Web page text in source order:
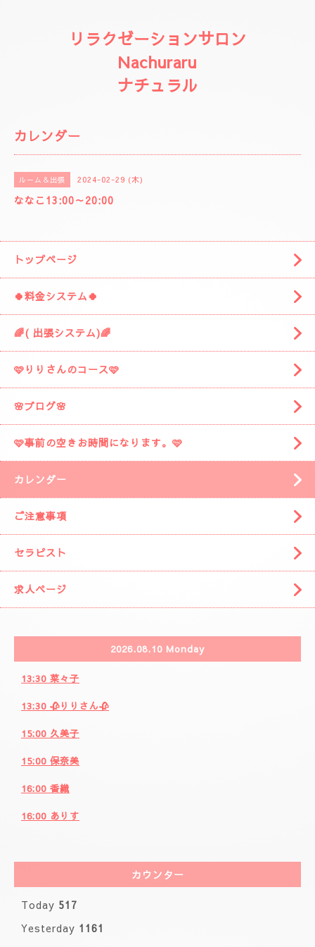
リラクゼーションサロン
Nachuraru
ナチュラル
カレンダー
ルーム＆出張 2024-02-29 (木)
ななこ13:00～20:00
トップページ
🍀料金システム🍀
🌈( 出張システム)🌈
🩷りりさんのコース🩷
🌸ブログ🌸
🩷事前の空きお時間になります。🩷
カレンダー
ご注意事項
セラピスト
求人ページ
2026.08.10 Monday
13:30 菜々子
13:30 🥀りりさん🥀
15:00 久美子
15:00 保奈美
16:00 香織
16:00 ありす
カウンター
Today 517
Yesterday 1161